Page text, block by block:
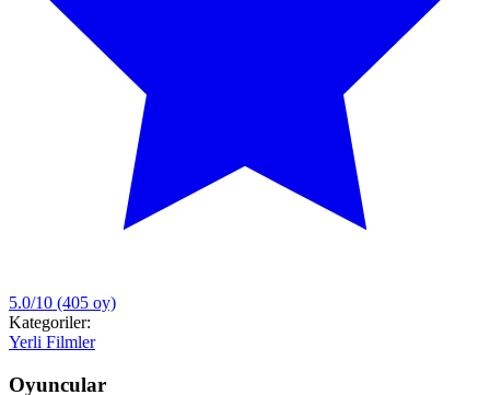
5.0/10 (405 oy)
Kategoriler:
Yerli Filmler
Oyuncular